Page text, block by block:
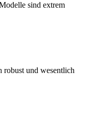
sind extrem
robust und wesentlich